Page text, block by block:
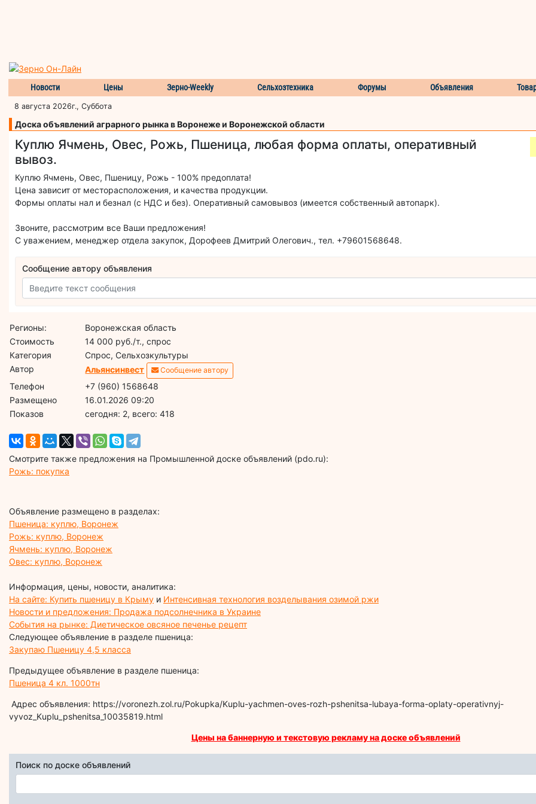
Новости Цены Зерно-Weekly Сельхозтехника Форумы Объявления
8 августа 2026г., Суббота
Доска объявлений аграрного рынка в Воронеже и Воронежской области
Куплю Ячмень, Овес, Рожь, Пшеница, любая форма оплаты, оперативный
вывоз.
Куплю Ячмень, Овес, Пшеницу, Рожь - 100% предоплата!
Цена зависит от месторасположения, и качества продукции.
Формы оплаты нал и безнал (с НДС и без). Оперативный самовывоз (имеется собственный автопарк).
Звоните, рассмотрим все Ваши предложения!
С уважением, менеджер отдела закупок, Дорофеев Дмитрий Олегович., тел. +79601568648.
Сообщение автору объявления
Регионы:
Воронежская область
Стоимость
14 000 руб./т., спрос
Категория
Спрос, Сельхозкультуры
Автор
Альянсинвест Сообщение автору
Телефон
+7 (960) 1568648
Размещено
16.01.2026 09:20
Показов
cегодня: 2, всего: 418
Смотрите также предложения на Промышленной доске объявлений (pdo.ru):
Рожь: покупка
Объявление размещено в разделах:
Пшеница: куплю, Воронеж
Рожь: куплю, Воронеж
Ячмень: куплю, Воронеж
Овес: куплю, Воронеж
Информация, цены, новости, аналитика:
На сайте: Купить пшеницу в Крыму и Интенсивная технология возделывания озимой ржи
Новости и предложения: Продажа подсолнечника в Украине
События на рынке: Диетическое овсяное печенье рецепт
Следующее объявление в разделе пшеница:
Закупаю Пшеницу 4,5 класса
Предыдущее объявление в разделе пшеница:
Пшеница 4 кл. 1000тн
Адрес объявления: https://voronezh.zol.ru/Pokupka/Kuplu-yachmen-oves-rozh-pshenitsa-lubaya-forma-oplaty-operativnyj-
vyvoz_Kuplu_pshenitsa_10035819.html
Цены на баннерную и текстовую рекламу на доске объявлений
Поиск по доске объявлений